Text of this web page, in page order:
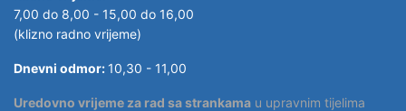
7,00 do 8,00 - 15,00 do 16,00
(klizno radno vrijeme)
Dnevni odmor: 10,30 - 11,00
Uredovno vrijeme za rad sa strankama u upravnim tijelima